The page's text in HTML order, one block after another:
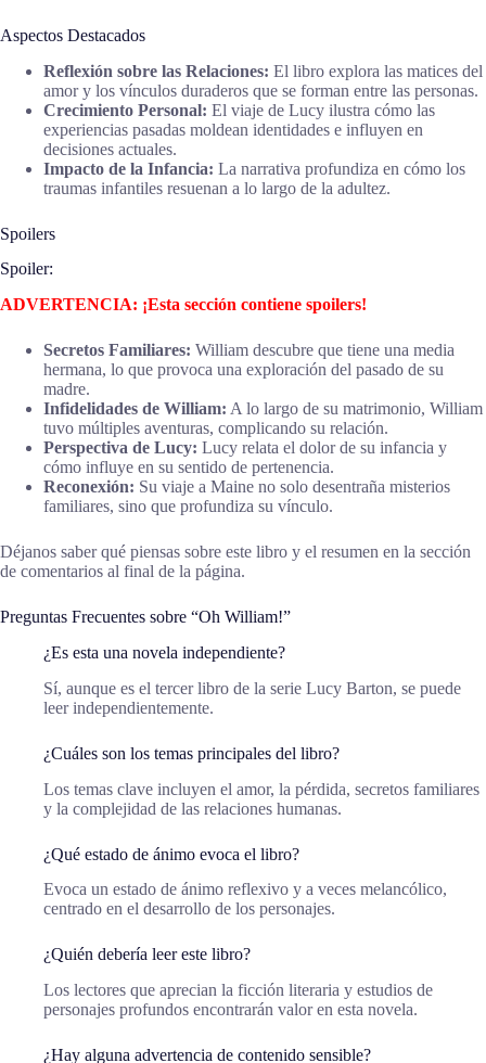
Aspectos Destacados
Reflexión sobre las Relaciones: El libro explora las matices del
amor y los vínculos duraderos que se forman entre las personas.
Crecimiento Personal: El viaje de Lucy ilustra cómo las
experiencias pasadas moldean identidades e influyen en
decisiones actuales.
Impacto de la Infancia: La narrativa profundiza en cómo los
traumas infantiles resuenan a lo largo de la adultez.
Spoilers
Spoiler:
ADVERTENCIA: ¡Esta sección contiene spoilers!
Secretos Familiares: William descubre que tiene una media
hermana, lo que provoca una exploración del pasado de su
madre.
Infidelidades de William: A lo largo de su matrimonio, William
tuvo múltiples aventuras, complicando su relación.
Perspectiva de Lucy: Lucy relata el dolor de su infancia y
cómo influye en su sentido de pertenencia.
Reconexión: Su viaje a Maine no solo desentraña misterios
familiares, sino que profundiza su vínculo.
Déjanos saber qué piensas sobre este libro y el resumen en la sección
de comentarios al final de la página.
Preguntas Frecuentes sobre “Oh William!”
¿Es esta una novela independiente?
Sí, aunque es el tercer libro de la serie Lucy Barton, se puede
leer independientemente.
¿Cuáles son los temas principales del libro?
Los temas clave incluyen el amor, la pérdida, secretos familiares
y la complejidad de las relaciones humanas.
¿Qué estado de ánimo evoca el libro?
Evoca un estado de ánimo reflexivo y a veces melancólico,
centrado en el desarrollo de los personajes.
¿Quién debería leer este libro?
Los lectores que aprecian la ficción literaria y estudios de
personajes profundos encontrarán valor en esta novela.
¿Hay alguna advertencia de contenido sensible?